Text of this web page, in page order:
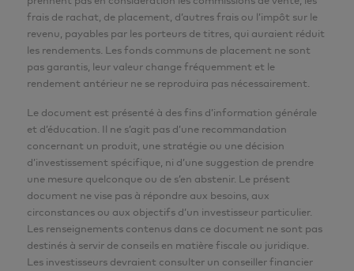
frais de rachat, de placement, d’autres frais ou l’impôt sur le
revenu, payables par les porteurs de titres, qui auraient réduit
les rendements. Les fonds communs de placement ne sont
pas garantis, leur valeur change fréquemment et le
rendement antérieur ne se reproduira pas nécessairement.
Le document est présenté à des fins d’information générale
et d’éducation. Il ne s’agit pas d’une recommandation
concernant un produit, une stratégie ou une décision
d’investissement spécifique, ni d’une suggestion de prendre
une mesure quelconque ou de s’en abstenir. Le présent
document ne vise pas à répondre aux besoins, aux
circonstances ou aux objectifs d’un investisseur particulier.
Les renseignements contenus dans ce document ne sont pas
destinés à servir de conseils en matière fiscale ou juridique.
Les investisseurs devraient consulter un conseiller financier